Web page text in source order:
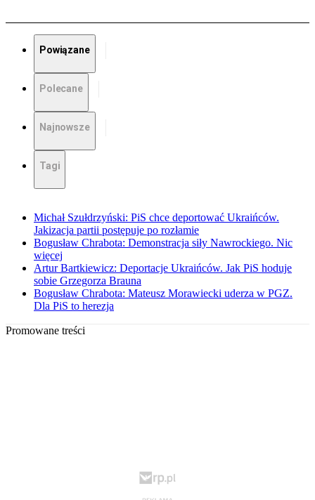
Powiązane
Polecane
Najnowsze
Tagi
Michał Szułdrzyński: PiS chce deportować Ukraińców.
Jakizacja partii postępuje po rozłamie
Bogusław Chrabota: Demonstracja siły Nawrockiego. Nic
więcej
Artur Bartkiewicz: Deportacje Ukraińców. Jak PiS hoduje
sobie Grzegorza Brauna
Bogusław Chrabota: Mateusz Morawiecki uderza w PGZ.
Dla PiS to herezja
Promowane treści